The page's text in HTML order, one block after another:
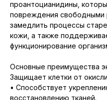
проантоцианидины,
повреждения свободными
замедлить процессы
кожи, а также
функционирование
Основные преимущества
Защищает клетки от
• Способствует
восстановлению тканей.